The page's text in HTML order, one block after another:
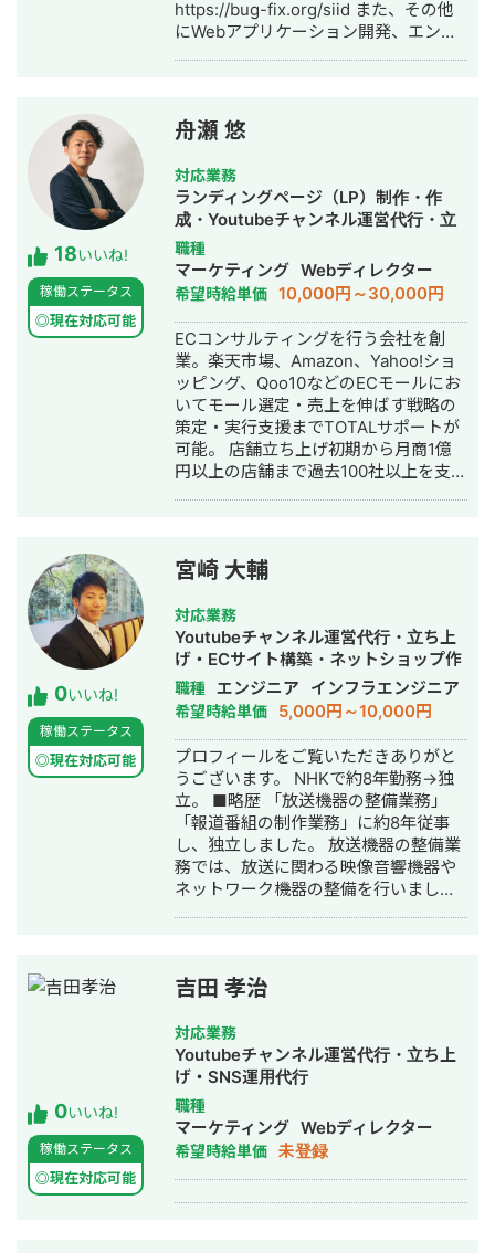
として実績を積み上げています。
り。同時に50人ほどのライターを管
理・教育、キーワード精査、新規ライ
ターの募集・採用、220本の構成作成
身のサイトは、検索エンジン流入のみ
で月間18万PV以上を記録 ・2年間放置
状態で月間6万PV以上を維持し続ける
サイトも1から運営して保有（現在8年
以上放置し月間3万PV程度） ・依頼を
受け執筆した記事は狙ったキーワード
でSEO上位を獲得しているもの多数 ・
自身で執筆した記事は2,000本以上 ・
記事のリライトを行い、SEO順位の上
昇、アクセス数の上昇、CVRを上昇さ
せた経験多数 ・サイトのUIUXの改善お
よびやコーディング面からのSEO改善
や施策の打診、デバッグ業務の経験多
数 ・SEOやメディアのコンサル、分析
改善、オペレーションの確立などの経
験多数 ・クライアントのメディアや
SNSやYouTube,TikTokをゼロから設計
して立ち上げた経験多数 ・外資系企業
の経験あり ・2次元イラストの動画チ
ャンネルの立ち上げと運用の経験あ
り。漫画制作のディレクション経験も
多数 ・やり取りしたクライアント数は
500以上 ・発注経験は少なくても300
人以上、精査した人数は1,000人以上
【経歴】 大学在学中（20歳）に個人で
開始したサイト・SNS・LINE・
YouTube運営およびコンテンツ制作と
販売活動を自社事業として開始。 大学
休学中、ベンチャー企業へ入社し、約1
年間、営業販売・イベント企画運営・
人材スカウト業務などを経験しつつ、
代表から経営を学ぶ。 24歳の時に
WEBマーケティングに関する受託業を
個人事業として開始。 300以上のクラ
イアントより業務受託し、当初はウェ
の記事を執筆、SNSやLINEや
ルティング業務など、幅広く対応。 28
歳で法人化し、現在はSEO・
YouTube・TikTokなどのコンテンツ制
作や運営といったWEB集客の代行業
務、サイト制作およびUIUXの改善、販
売戦略の設計、LP改善、コンサルティ
ングなどの事業を行っている。 プロジ
ェクトリーダーやプロジェクトマネー
ジャー、グロースハックコンサルタン
https://bug-fix.org/siid また、その他
にWebアプリケーション開発、エンジ
ネル登録者様数9万人 ・TikTok：フォ
ロワー様1.3万人 ・Twitter：フォロワ
ー様0.6万人 【略歴】 ・2021.02 - 現在
独立し、toB向けWebコンサル、技術顧
問、SNSマーケティングに従事。 また
2021年9月よりミネルバ大学院にてデ
ータサイエンスを専攻中。 ・2015.10 -
2021.06 単身セブに渡り、海外拠点の
LIG Philippines Inc.を立ち上げ、代表
取締役に就任。フィリピン拠点チーム
全体のマネジメント、PM、人事に従事
する。 在籍中に従業員100名体制、年
間売上約2.5億ペソ（約6億円）規模の
組織にまで成長させる。 ・2012.09 -
2015.09 大学を卒業後、LIG Inc.にWeb
デザイナー/エンジニアとしてジョイ
ン。 在籍中にフロントエンドエンジニ
ア、PMとしてWebサイト制作やWebア
18いいね!
稼働ステータス
◎現在対応可能
舟瀬 悠
対応業務
ランディングページ（LP）制作・作
成・Youtubeチャンネル運営代行・立
ち上げ・ECサイト構築・ネットショッ
プ作成代行・SEO対策・SNS運用代
行・ホームページ制作・作成・バナー
制作・デザイン・ロゴデザイン・作
成・リスティング広告運用代行・オウ
ンドメディア制作・構築・運用代行・
動画制作・動画編集
職種
マーケティング Webディレクター
希望時給単価 10,000円～30,000円
ECコンサルティングを行う会社を創
業。楽天市場、Amazon、Yahoo!ショ
ッピング、Qoo10などのECモールにお
いてモール選定・売上を伸ばす戦略の
策定・実行支援までTOTALサポートが
可能。 店舗立ち上げ初期から月商1億
円以上の店舗まで過去100社以上を支援
ルハックを得意としており多くの店舗
でモール内ランキング1位を獲得。
0いいね!
稼働ステータス
◎現在対応可能
宮崎 大輔
対応業務
Youtubeチャンネル運営代行・立ち上
げ・ECサイト構築・ネットショップ作
成代行・ロゴデザイン・作成・動画制
作・動画編集
職種 エンジニア インフラエンジニア
希望時給単価 5,000円～10,000円
プロフィールをご覧いただきありがと
うございます。 NHKで約8年勤務→独
立。 ■略歴 「放送機器の整備業務」
「報道番組の制作業務」に約8年従事
し、独立しました。 放送機器の整備業
務では、放送に関わる映像音響機器や
ネットワーク機器の整備を行いまし
（おはよう日本、定時ニュース、首都
圏向け放送など）を担当しておりまし
た。 直近では医療系の配信を実施する
企業から案件をいただいており、医療
系や配信に関わるノウハウも持ってい
ます。 ■整備業務 Youtubeや独自プラ
ットフォーム向けの配信スタジオ、撮
影スタジオの構築、整備、改善ができ
ます。 映像や音響の専門的なアプロー
チから、運用者が使いやすい系統の構
築が可能です。 SDI信号・音声信号の
0いいね!
稼働ステータス
◎現在対応可能
吉田 孝治
対応業務
Youtubeチャンネル運営代行・立ち上
げ・SNS運用代行
職種
マーケティング Webディレクター
希望時給単価 未登録